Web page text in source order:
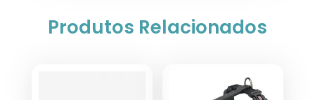
Produtos Relacionados